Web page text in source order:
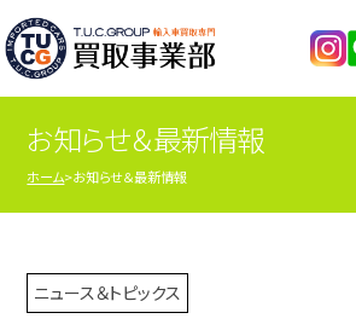
TUCのカンタン査定
査定の注意事項 メー
TUCの買取実績
お知らせ＆最新情報
ホーム お知らせ＆最新情報
ニュース＆トピックス